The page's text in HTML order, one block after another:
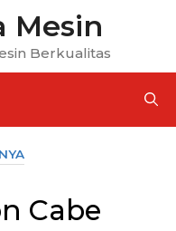
Mesin
Berkualitas
Cabe